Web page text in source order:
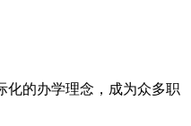
化的办学理念，成为众多职